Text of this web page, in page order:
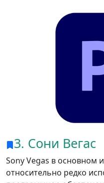
3. Сони Вегас
Sony Vegas в основном
относительно редко